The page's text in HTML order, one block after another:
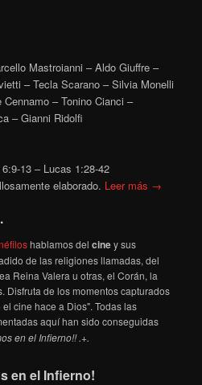
Mastroianni – Aldo Giuffre –
– Tecla Scarano – Silvia Monelli
– Tonino Cianci –
– Gianni Ridolfi
13 – Lucas 1:28-42
elaborado. Leer más →
hablamos delciney sus
de las religiones llamadas, del
Reina Valera u otras, el Corán, la
Disfruta de los momentos capturados
cine hace a Dios". Todas las
aquí han sido conseguidas
en el Infierno!! .+.
en el Infierno!